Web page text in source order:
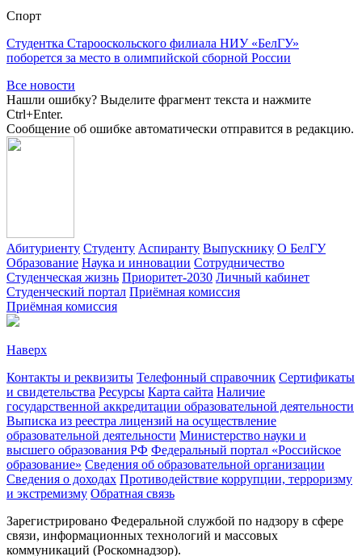
Спорт
Студентка Старооскольского филиала НИУ «БелГУ»
поборется за место в олимпийской сборной России
Все новости
Нашли ошибку? Выделите фрагмент текста и нажмите
Ctrl+Enter.
Сообщение об ошибке автоматически отправится в редакцию.
Абитуриенту Студенту Аспиранту Выпускнику О БелГУ
Образование Наука и инновации Сотрудничество
Студенческая жизнь Приоритет-2030 Личный кабинет
Студенческий портал Приёмная комиссия
Приёмная комиссия
Наверх
Контакты и реквизиты Телефонный справочник Сертификаты
и свидетельства Ресурсы Карта сайта Наличие
государственной аккредитации образовательной деятельности
Выписка из реестра лицензий на осуществление
образовательной деятельности Министерствo науки и
высшего образования РФ Федеральный портал «Российское
образование» Сведения об образовательной организации
Сведения о доходах Противодействие коррупции, терроризму
и экстремизму Обратная связь
Зарегистрировано Федеральной службой по надзору в сфере
связи, информационных технологий и массовых
коммуникаций (Роскомнадзор).